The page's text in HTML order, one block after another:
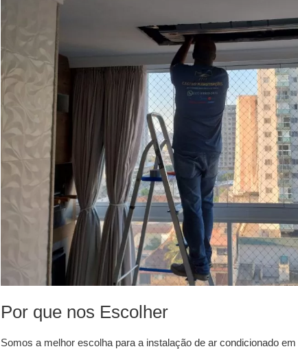
Por que nos Escolher
Somos a melhor escolha para a instalação de ar condicionado